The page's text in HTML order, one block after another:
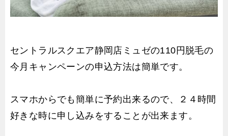
セントラルスクエア静岡店ミュゼの110円脱毛の
今月キャンペーンの申込方法は簡単です。
スマホからでも簡単に予約出来るので、２４時間
好きな時に申し込みをすることが出来ます。